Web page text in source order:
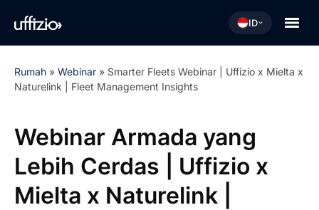
ID
Rumah » Webinar » Smarter Fleets Webinar | Uffizio x Mielta x
Naturelink | Fleet Management Insights
Webinar Armada yang
Lebih Cerdas | Uffizio x
Mielta x Naturelink |